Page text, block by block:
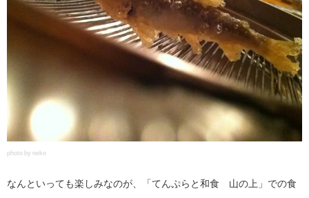
photo by neko
なんといっても楽しみなのが、「てんぷらと和食 山の上」での食